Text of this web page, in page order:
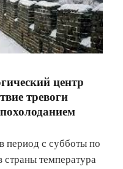
центр
тревоги
период с субботы по
страны температура